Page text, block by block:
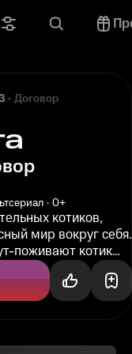
Договор
0+
котиков,
мир вокруг себя.
поживают котик
и...